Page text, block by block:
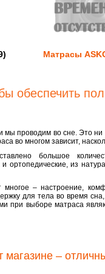
Матрасы
обеспечить
мы проводим во сне. Это
во многом зависит,
большое
ортопедические, из
многое – настроение,
для тела во время
при выборе матраса
магазине –